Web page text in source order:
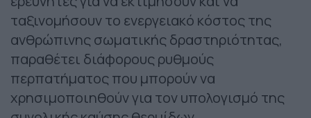
ταξινομήσουν το ενεργειακό κόστος της
ανθρώπινης σωματικής δραστηριότητας,
παραθέτει διάφορους ρυθμούς
περπατήματος που μπορούν να
χρησιμοποιηθούν για τον υπολογισμό της